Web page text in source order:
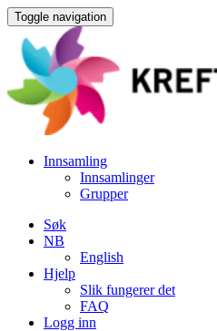
Toggle navigation
Innsamling
Innsamlinger
Grupper
Søk
NB
English
Hjelp
Slik fungerer det
FAQ
Logg inn